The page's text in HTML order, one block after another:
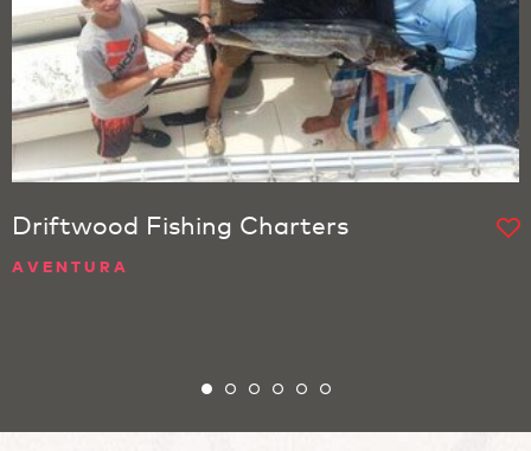
Driftwood Fishing Charters
AVENTURA